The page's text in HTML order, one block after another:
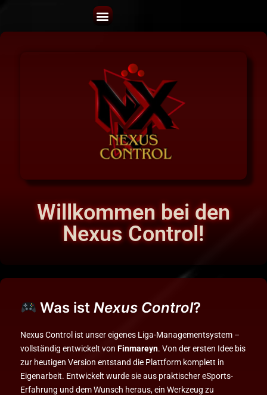
Willkommen bei den
Nexus Control!
Was istNexus Control?
Nexus Control ist unser eigenes Liga-Managementsystem –
vollständig entwickelt von Finmareyn. Von der ersten Idee bis
zur heutigen Version entstand die Plattform komplett in
Eigenarbeit. Entwickelt wurde sie aus praktischer eSports-
Erfahrung und dem Wunsch heraus, ein Werkzeug zu